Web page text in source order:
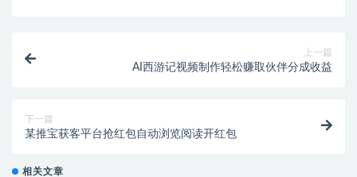
上一篇
AI西游记视频制作轻松赚取伙伴分成收益
下一篇
某推宝获客平台抢红包自动浏览阅读开红包
相关文章